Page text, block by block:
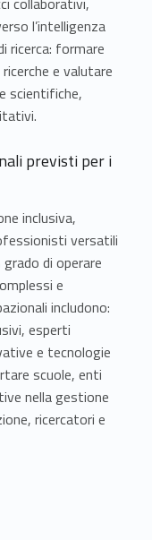
l’intelligenza
ricerca: formare
e valutare
scientifiche,
previsti per i
inclusiva,
versatili
di operare
e
includono:
esperti
e tecnologie
scuole, enti
nella gestione
ricercatori e